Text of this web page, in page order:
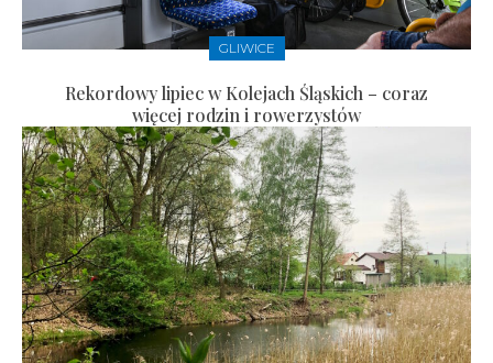
GLIWICE
Rekordowy lipiec w Kolejach Śląskich – coraz
więcej rodzin i rowerzystów